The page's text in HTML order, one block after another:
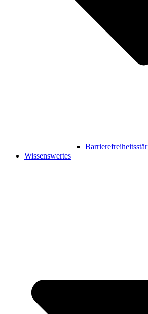
Wissenswertes